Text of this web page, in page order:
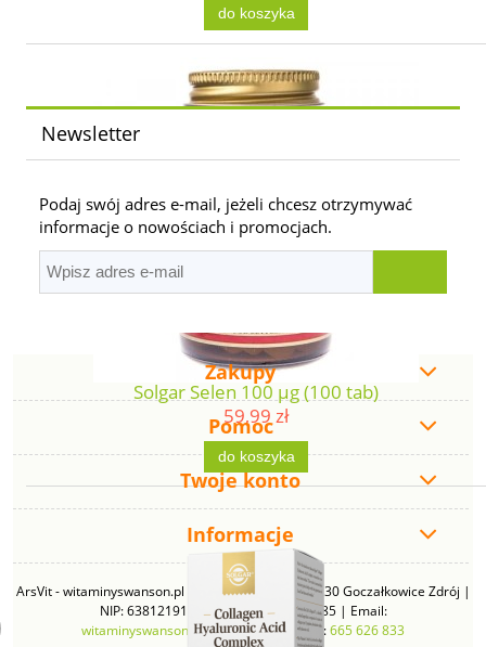
do koszyka
Solgar Selen 100 µg (100 tab)
59,99 zł
do koszyka
Newsletter
Podaj swój adres e-mail, jeżeli chcesz otrzymywać
informacje o nowościach i promocjach.
Zakupy
Pomoc
Twoje konto
Informacje
ArsVit - witaminyswanson.pl | ul. Zimowa 49B, 43-230 Goczałkowice Zdrój |
NIP: 6381219140 | REGON: 276280385 | Email:
witaminyswanson@gmail.com| Telefon:665 626 833